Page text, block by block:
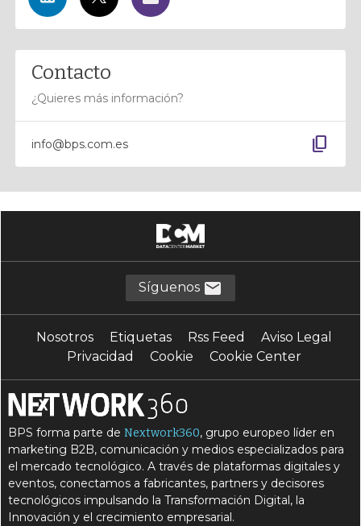
Contacto
¿Quieres más información?
info@bps.com.es content_copy
Síguenos
Nosotros Etiquetas Rss Feed
Aviso Legal
Privacidad
Cookie Cookie Center
BPS forma parte deNextwork360, grupo europeo líder en
marketing B2B, comunicación y medios especializados para
el mercado tecnológico. A través de plataformas digitales y
eventos, conectamos a fabricantes, partners y decisores
tecnológicos impulsando la Transformación Digital, la
Innovación y el crecimiento empresarial.